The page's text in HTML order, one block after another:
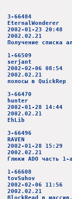
3-66484
EternalWonderer
2002-01-23 20:48
2002.02.21
Получение списка
1-66509
serjant
2002-02-06 08:54
2002.02.21
полосы в QuickRep
3-66470
hunter
2002-01-28 14:44
2002.02.21
EhLib
3-66496
RAVEN
2002-01-28 15:29
2002.02.21
Глюки ADO часть 1-
1-66608
tovSuhov
2002-02-06 11:56
2002.02.21